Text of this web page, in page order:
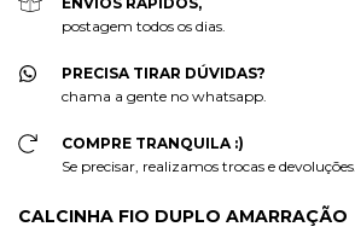
postagem todos os dias.
PRECISA TIRAR DÚVIDAS?
chama a gente no whatsapp.
COMPRE TRANQUILA :)
Se precisar, realizamos trocas e devoluções.
CALCINHA FIO DUPLO AMARRAÇÃO